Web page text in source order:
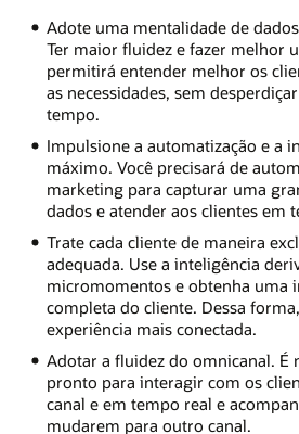
Adote uma mentalidade de
Ter maior fluidez e fazer melhor
permitirá entender melhor os
as necessidades, sem
tempo.
Impulsione a automatização e a
máximo. Você precisará de
marketing para capturar uma
dados e atender aos clientes em
Trate cada cliente de maneira
adequada. Use a inteligência
micromomentos e obtenha uma
completa do cliente. Dessa
experiência mais conectada.
Adotar a fluidez do omnicanal. É
pronto para interagir com os
canal e em tempo real e
mudarem para outro canal.